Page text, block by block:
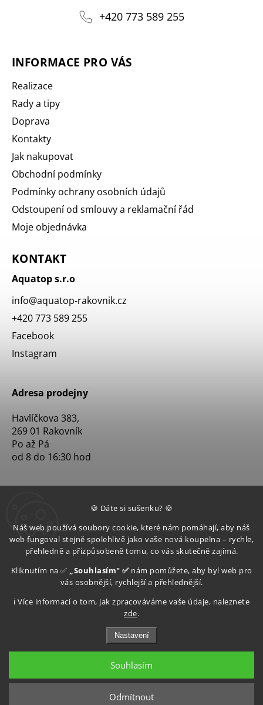
🍪 Dáte si sušenku? 🍪
Náš web používá soubory cookie, které nám pomáhají, aby náš
web fungoval stejně spolehlivě jako vaše nová koupelna – rychle,
přehledně a přizpůsobeně tomu, co vás skutečně zajímá.
Kliknutím na ✅ „Souhlasím" ✅ nám pomůžete, aby byl web pro
vás osobnější, rychlejší a přehlednější.
ℹ️ Více informací o tom, jak zpracováváme vaše údaje, naleznete
zde.
Nastavení
Odmítnout
Souhlasím
+420 773 589 255
INFORMACE PRO VÁS
Realizace
Rady a tipy
Doprava
Kontakty
Jak nakupovat
Obchodní podmínky
Podmínky ochrany osobních údajů
Odstoupení od smlouvy a reklamační řád
Moje objednávka
KONTAKT
Aquatop s.r.o
info@aquatop-rakovnik.cz
+420 773 589 255
Facebook
Instagram
Adresa prodejny
Havlíčkova 383,
269 01 Rakovník
Po až Pá
od 8 do 16:30 hod
Upravit nastavení cookies
Grafický návrh vytvořil a nakódoval